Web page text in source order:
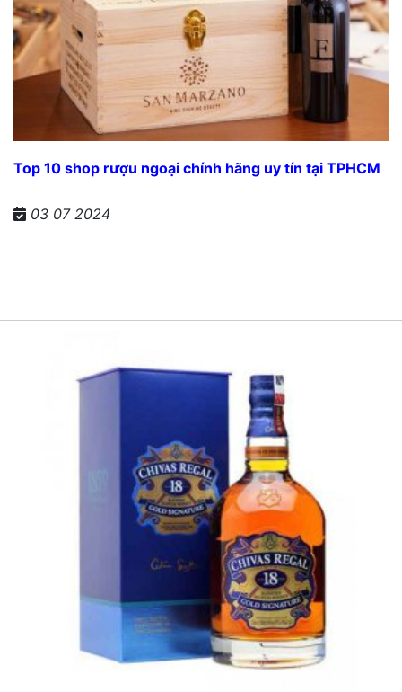
Top 10 shop rượu ngoại chính hãng uy tín tại TPHCM
03 07 2024